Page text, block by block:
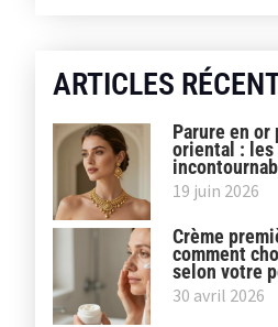
ARTICLES
Parure en or
oriental : les
19 juin 2026
Crème
comment
selon votre
30 avril 2026